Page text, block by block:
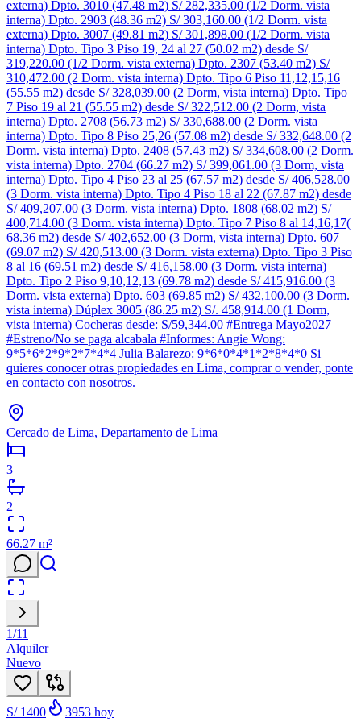
externa) Dpto. 3010 (47.48 m2) S/ 282,335.00 (1/2 Dorm. vista
interna) Dpto. 2903 (48.36 m2) S/ 303,160.00 (1/2 Dorm. vista
externa) Dpto. 3007 (49.81 m2) S/ 301,898.00 (1/2 Dorm. vista
interna) Dpto. Tipo 3 Piso 19, 24 al 27 (50.02 m2) desde S/
319,220.00 (1/2 Dorm. vista externa) Dpto. 2307 (53.40 m2) S/
310,472.00 (2 Dorm. vista interna) Dpto. Tipo 6 Piso 11,12,15,16
(55.55 m2) desde S/ 328,039.00 (2 Dorm, vista interna) Dpto. Tipo
7 Piso 19 al 21 (55.55 m2) desde S/ 322,512.00 (2 Dorm, vista
interna) Dpto. 2708 (56.73 m2) S/ 330,688.00 (2 Dorm. vista
interna) Dpto. Tipo 8 Piso 25,26 (57.08 m2) desde S/ 332,648.00 (2
Dorm. vista interna) Dpto. 2408 (57.43 m2) S/ 334,608.00 (2 Dorm.
vista interna) Dpto. 2704 (66.27 m2) S/ 399,061.00 (3 Dorm, vista
interna) Dpto. Tipo 4 Piso 23 al 25 (67.57 m2) desde S/ 406,528.00
(3 Dorm. vista interna) Dpto. Tipo 4 Piso 18 al 22 (67.87 m2) desde
S/ 409,207.00 (3 Dorm. vista interna) Dpto. 1808 (68.02 m2) S/
400,714.00 (3 Dorm. vista interna) Dpto. Tipo 7 Piso 8 al 14,16,17(
68.36 m2) desde S/ 402,652.00 (3 Dorm, vista interna) Dpto. 607
(69.07 m2) S/ 420,513.00 (3 Dorm. vista externa) Dpto. Tipo 3 Piso
8 al 16 (69.51 m2) desde S/ 416,158.00 (3 Dorm. vista interna)
Dpto. Tipo 2 Piso 9,10,12,13 (69.78 m2) desde S/ 415,916.00 (3
Dorm. vista externa) Dpto. 603 (69.85 m2) S/ 432,100.00 (3 Dorm.
vista interna) Dúplex 3005 (86.25 m2) S/. 458,914.00 (1 Dorm,
vista interna) Cocheras desde: S/59,344.00 #Entrega Mayo2027
#Estreno/No se paga alcabala #Informes: Angie Wong:
9*5*6*2*9*2*7*4*4 Julia Balarezo: 9*6*0*4*1*2*8*4*0 Si
quieres conocer otras propiedades en Lima, comprar o vender, ponte
en contacto con nosotros.
Cercado de Lima, Departamento de Lima
3
2
66.27 m²
1/11
Alquiler
Nuevo
S/ 1400 3953 hoy